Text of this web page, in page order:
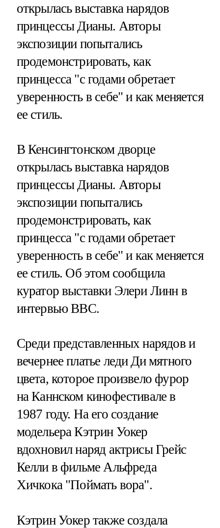
открылась выставка нарядов
принцессы Дианы. Авторы
экспозиции попытались
продемонстрировать, как
принцесса "с годами обретает
уверенность в себе" и как меняется
ее стиль.
В Кенсингтонском дворце
открылась выставка нарядов
принцессы Дианы. Авторы
экспозиции попытались
продемонстрировать, как
принцесса "с годами обретает
уверенность в себе" и как меняется
ее стиль. Об этом сообщила
куратор выставки Элери Линн в
интервью BBC.
Среди представленных нарядов и
вечернее платье леди Ди мятного
цвета, которое произвело фурор
на Каннском кинофестивале в
1987 году. На его создание
модельера Кэтрин Уокер
вдохновил наряд актрисы Грейс
Келли в фильме Альфреда
Хичкока "Поймать вора".
Кэтрин Уокер также создала